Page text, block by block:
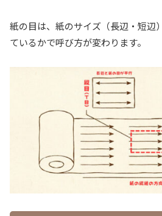
紙の目は、紙のサイズ（長辺・短辺
ているかで呼び方が変わります。